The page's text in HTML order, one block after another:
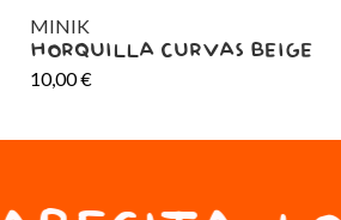
MINIK
HORQUILLA CURVAS BEIGE
10,00€